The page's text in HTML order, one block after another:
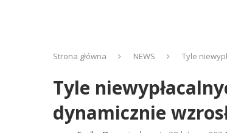
Strona główna NEWS Tyle
Tyle
dynamicznie